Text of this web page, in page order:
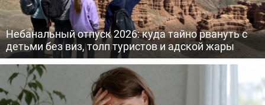
Небанальный отпуск 2026: куда тайно рвануть с
детьми без виз, толп туристов и адской жары